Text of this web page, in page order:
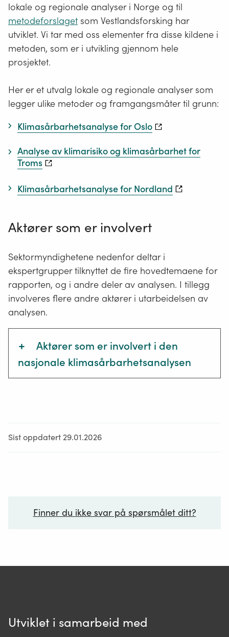
lokale og regionale analyser i Norge og til
metodeforslaget som Vestlandsforsking har
utviklet. Vi tar med oss elementer fra disse kildene i
metoden, som er i utvikling gjennom hele
prosjektet.
Her er et utvalg lokale og regionale analyser som
legger ulike metoder og framgangsmåter til grunn:
Klimasårbarhetsanalyse for Oslo
Analyse av klimarisiko og klimasårbarhet for
Troms
Klimasårbarhetsanalyse for Nordland
Aktører som er involvert
Sektormyndighetene nedenfor deltar i
ekspertgrupper tilknyttet de fire hovedtemaene for
rapporten, og i andre deler av analysen. I tillegg
involveres flere andre aktører i utarbeidelsen av
analysen.
+
Aktører som er involvert i den
nasjonale klimasårbarhetsanalysen
Folkehelseinstituttet
Sist oppdatert 29.01.2026
Finner du ikke svar på spørsmålet ditt?
Utviklet i samarbeid med